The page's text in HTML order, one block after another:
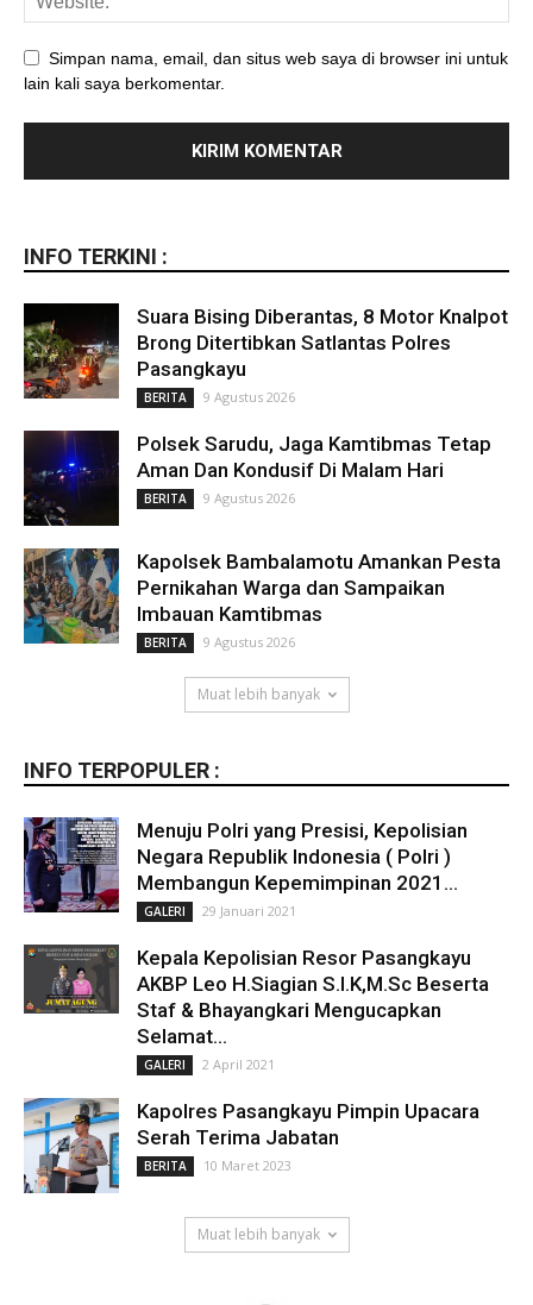
Simpan nama, email, dan situs web saya di browser ini untuk
lain kali saya berkomentar.
INFO TERKINI :
Suara Bising Diberantas, 8 Motor Knalpot
Brong Ditertibkan Satlantas Polres
Pasangkayu
BERITA 9 Agustus 2026
Polsek Sarudu, Jaga Kamtibmas Tetap
Aman Dan Kondusif Di Malam Hari
BERITA 9 Agustus 2026
Kapolsek Bambalamotu Amankan Pesta
Pernikahan Warga dan Sampaikan
Imbauan Kamtibmas
BERITA 9 Agustus 2026
Muat lebih banyak
INFO TERPOPULER :
Menuju Polri yang Presisi, Kepolisian
Negara Republik Indonesia ( Polri )
Membangun Kepemimpinan 2021...
GALERI 29 Januari 2021
Kepala Kepolisian Resor Pasangkayu
AKBP Leo H.Siagian S.I.K,M.Sc Beserta
Staf & Bhayangkari Mengucapkan
Selamat...
GALERI 2 April 2021
Kapolres Pasangkayu Pimpin Upacara
Serah Terima Jabatan
BERITA 10 Maret 2023
Muat lebih banyak